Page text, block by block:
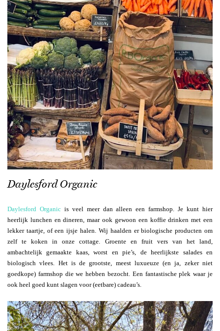
Daylesford Organic
Daylesford Organicis veel meer dan alleen een farmshop. Je kunt hier
heerlijk lunchen en dineren, maar ook gewoon een koffie drinken met een
lekker taartje, of een ijsje halen. Wij haalden er biologische producten om
zelf te koken in onze cottage. Groente en fruit vers van het land,
ambachtelijk gemaakte kaas, worst en pie’s, de heerlijkste salades en
biologisch vlees. Het is de grootste, meest luxueuze (en ja, zeker niet
goedkope) farmshop die we hebben bezocht. Een fantastische plek waar je
ook heel goed kunt slagen voor (eetbare) cadeau’s.